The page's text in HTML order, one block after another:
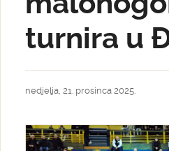
turnira u
nedjelja, 21. prosinca 2025.